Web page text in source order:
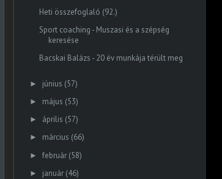
Heti összefoglaló (92.)
Sport coaching - Muszasi és a szépség
keresése
Bacskai Balázs - 20 év munkája térült meg
► június (57)
► május (53)
► április (57)
► március (66)
► február (58)
► január (46)